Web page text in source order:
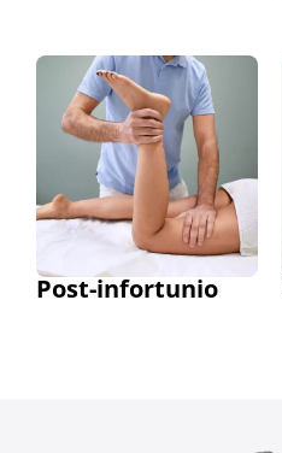
Post-infortunio